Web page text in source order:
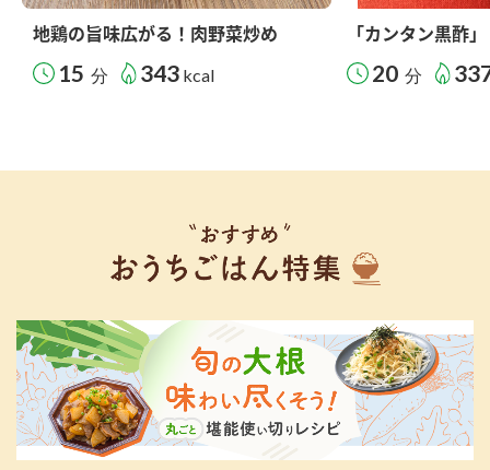
地鶏の旨味広がる！肉野菜炒め
15 分 343 kcal
「カンタン黒酢
20 分